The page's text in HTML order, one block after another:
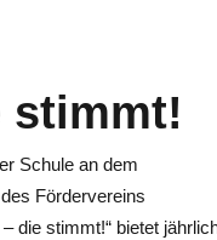
stimmt!
Schule an dem
Fördervereins
die stimmt!“ bietet